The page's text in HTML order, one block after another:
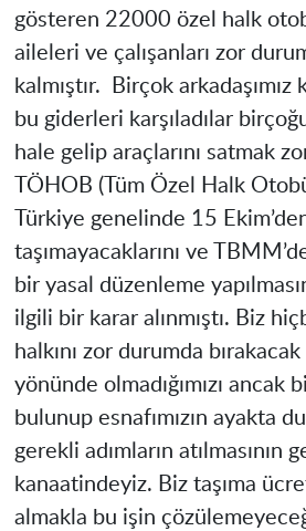
gösteren 22000 özel halk
aileleri ve çalışanları zor
kalmıştır. Birçok
bu giderleri karşıladılar
hale gelip araçlarını satmak
TÖHOB (Tüm Özel Halk
Türkiye genelinde 15
taşımayacaklarını ve
bir yasal düzenleme
ilgili bir karar alınmıştı. Biz
halkını zor durumda
yönünde olmadığımızı ancak
bulunup esnafımızın ayakta
gerekli adımların atılmasının
kanaatindeyiz. Biz taşıma
almakla bu işin